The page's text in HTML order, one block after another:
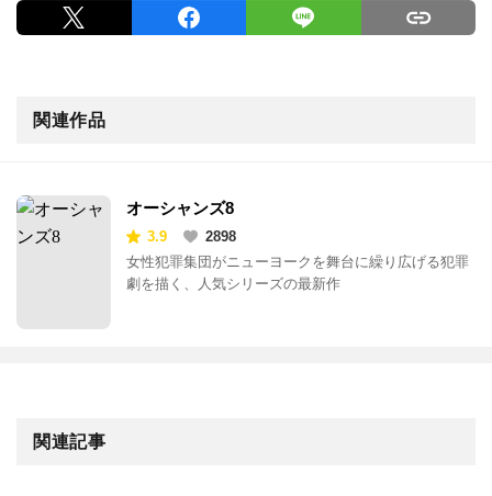
関連作品
オーシャンズ8
3.9
2898
女性犯罪集団がニューヨークを舞台に繰り広げる犯罪
劇を描く、人気シリーズの最新作
関連記事